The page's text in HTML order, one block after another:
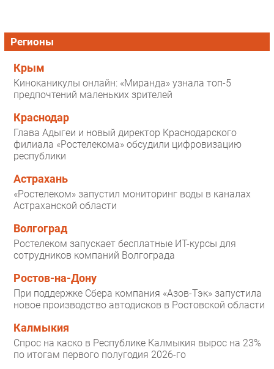
Регионы
Крым
Киноканикулы онлайн: «Миранда» узнала топ-5
предпочтений маленьких зрителей
Краснодар
Глава Адыгеи и новый директор Краснодарского
филиала «Ростелекома» обсудили цифровизацию
республики
Астрахань
«Ростелеком» запустил мониторинг воды в каналах
Астраханской области
Волгоград
Ростелеком запускает бесплатные ИТ-курсы для
сотрудников компаний Волгограда
Ростов-на-Дону
При поддержке Сбера компания «Азов-Тэк» запустила
новое производство автодисков в Ростовской области
Калмыкия
Спрос на каско в Республике Калмыкия вырос на 23%
по итогам первого полугодия 2026-го